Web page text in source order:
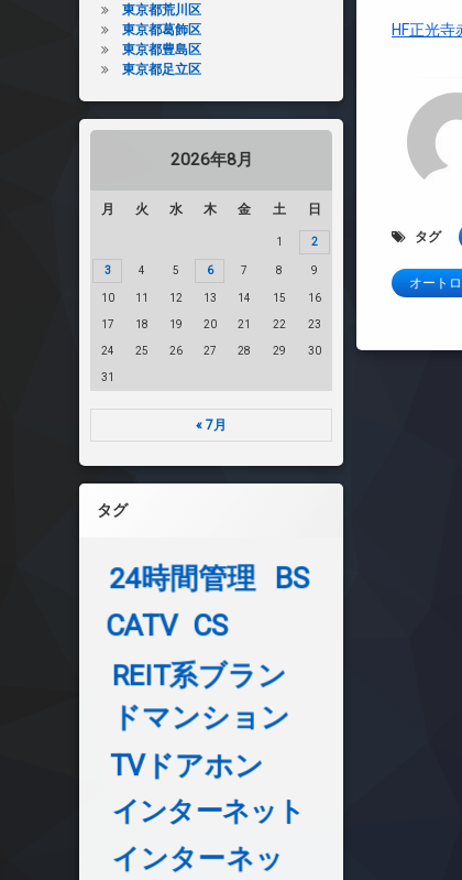
HF正光
タグ
オート
東京都荒川区
東京都葛飾区
東京都豊島区
東京都足立区
2026年8月
月 火 水 木 金 土 日
1 2
3 4 5 6 7 8 9
10 11 12 13 14 15 16
17 18 19 20 21 22 23
24 25 26 27 28 29 30
31
« 7月
タグ
24時間管理
BS
CATV CS
REIT系ブラン
ドマンション
TVドアホン
インターネット
インターネッ